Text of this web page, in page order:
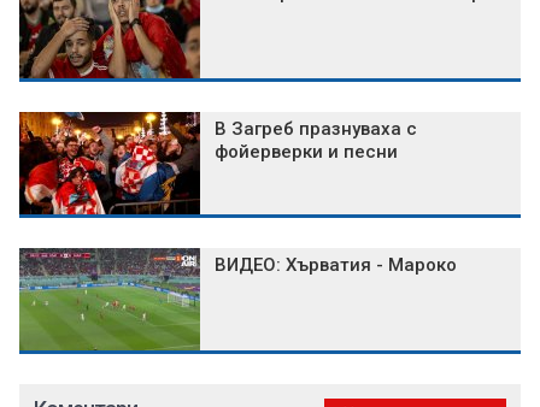
В Загреб празнуваха с
фойерверки и песни
ВИДЕО: Хърватия - Мароко